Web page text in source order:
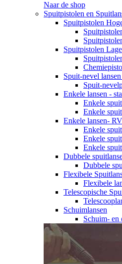
Naar de shop
Spuitpistolen en
Spuitpistolen
Spuitpistolen
Spuit-nevel
Spuit-
Enkele lansen -
Enkele
Enkele
Enkele lansen-
Enkele
Enkele
Enkele
Dubbele
Dubbele
Flexibele
Flexibele
Telescopische
Schuimlansen
Schuim- en